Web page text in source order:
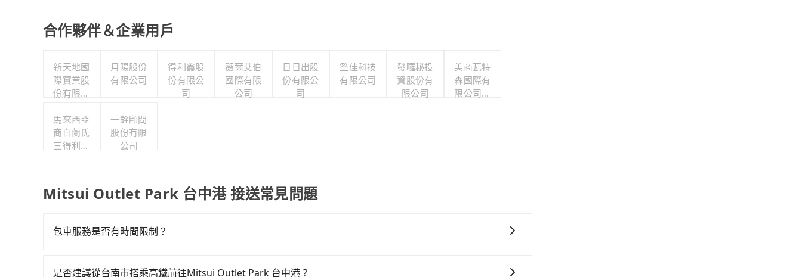
合作夥伴＆企業用戶
新天地國
際實業股
份有限公
月陽股份
有限公司
得利鑫股
份有限公
司
薇爾艾伯
國際有限
公司
日日出股
份有限公
司
筌佳科技
有限公司
發囉秘投
資股份有
限公司
美商瓦特
森國際有
限公司台
馬來西亞
商白蘭氏
三得利股
一銓顧問
股份有限
公司
Mitsui Outlet Park 台中港 接送常見問題
包車服務是否有時間限制？
是否建議從台南市搭乘高鐵前往Mitsui Outlet Park 台中港？